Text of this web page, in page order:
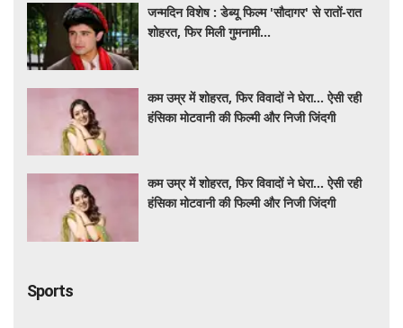
जन्मदिन विशेष : डेब्यू फिल्म 'सौदागर' से रातों-रात
शोहरत, फिर मिली गुमनामी...
कम उम्र में शोहरत, फिर विवादों ने घेरा… ऐसी रही
हंसिका मोटवानी की फिल्मी और निजी जिंदगी
कम उम्र में शोहरत, फिर विवादों ने घेरा… ऐसी रही
हंसिका मोटवानी की फिल्मी और निजी जिंदगी
Sports